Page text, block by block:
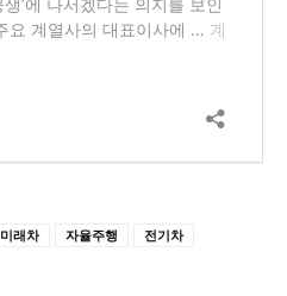
미래차 자율주행
전기차